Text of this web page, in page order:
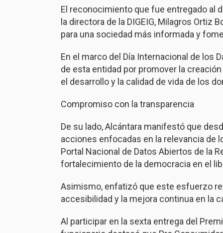
El reconocimiento que fue entregado al
la directora de la DIGEIG, Milagros
para una sociedad más informada y
En el marco del Día Internacional de los
de esta entidad por promover la
el desarrollo y la calidad de vida de los
Compromiso con la transparencia
De su lado, Alcántara manifestó que
acciones enfocadas en la relevancia de
Portal Nacional de Datos Abiertos de la
fortalecimiento de la democracia en el
Asimismo, enfatizó que este esfuerzo
accesibilidad y la mejora continua en la
Al participar en la sexta entrega del